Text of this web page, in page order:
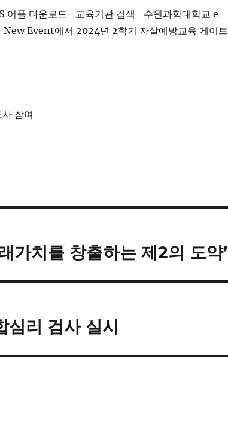
어플 다운로드- 교육기관 검색- 수원과학대학교 e-
Event에서 2024년 2학기 자살예방교육 게이트
참여
가치를 창출하는 제2의 도약’
리 검사 실시